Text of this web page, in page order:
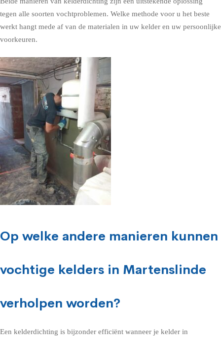
tegen alle soorten vochtproblemen. Welke methode voor u het beste
werkt hangt mede af van de materialen in uw kelder en uw persoonlijke
voorkeuren.
Op welke andere manieren kunnen
vochtige kelders in Martenslinde
verholpen worden?
Een kelderdichting is bijzonder efficiënt wanneer je kelder in